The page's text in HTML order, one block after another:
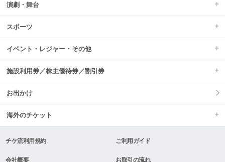
演劇・舞台
スポーツ
イベント・レジャー・その他
施設利用券／株主優待券／割引券
お出かけ
海外のチケット
チケ流利用規約 ご利用ガイド
会社概要 お取引の流れ